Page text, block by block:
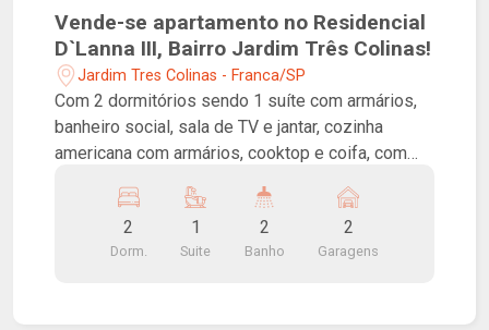
Vende-se apartamento no Residencial
D`Lanna III, Bairro Jardim Três Colinas!
Jardim Tres Colinas - Franca/SP
Com 2 dormitórios sendo 1 suíte com armários,
banheiro social, sala de TV e jantar, cozinha
americana com armários, cooktop e coifa, com
churrasqueira e 2 vagas de garagem. Localização
excelente, paralelo a Avenida São Vicente,
próximo ao posto Dallas e ao Condomínio Vila
2
Dorm.
1
Suite
2
Banho
2
Garagens